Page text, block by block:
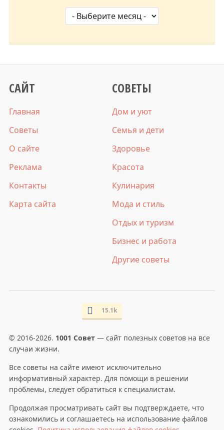
САЙТ
Главная
Советы
О сайте
Реклама
Контакты
Карта сайта
СОВЕТЫ
Дом и уют
Семья и дети
Здоровье
Красота
Кулинария
Мода и стиль
Отдых и туризм
Бизнес и работа
Другие советы
15.1k
© 2016-2026. 1001 Совет— сайт полезных советов на все
случаи жизни.
Все советы на сайте имеют исключительно
информативный характер. Для помощи в решении
проблемы, следует обратиться к специалистам.
Продолжая просматривать сайт вы подтверждаете, что
ознакомились и соглашаетесь на использование файлов